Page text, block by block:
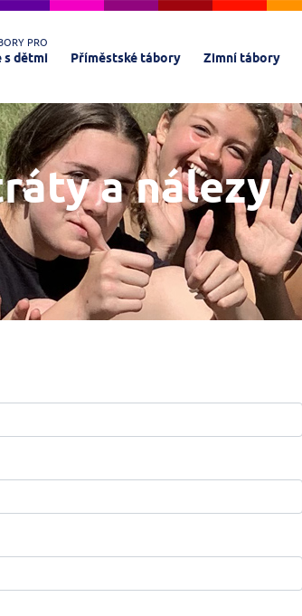
PRO
s dětmi Příměstské tábory Zimní tábory
a nálezy